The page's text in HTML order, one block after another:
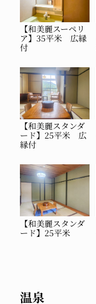
【和美麗スーペリ
ア】35平米 広縁
付
【和美麗スタンダ
ード】25平米 広
縁付
【和美麗スタンダ
ード】25平米
温泉